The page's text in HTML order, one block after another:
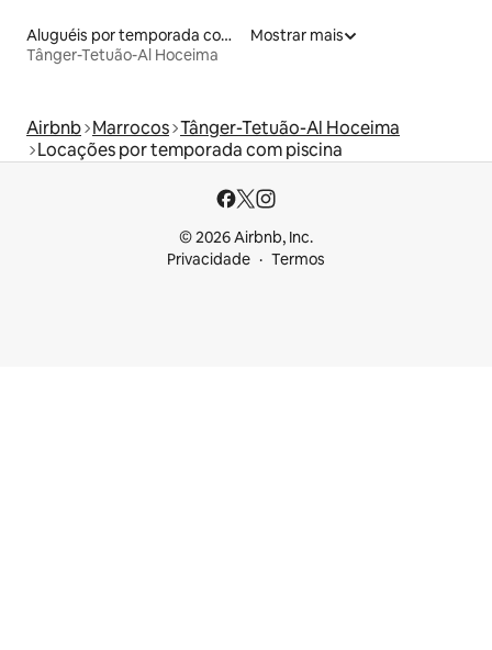
Aluguéis por temporada com café da manhã
Tânger-Tetuão-Al Hoceima
Mostrar mais
Airbnb Marrocos Tânger-Tetuão-Al Hoceima
Locações por temporada com piscina
© 2026 Airbnb, Inc.
Privacidade
Termos